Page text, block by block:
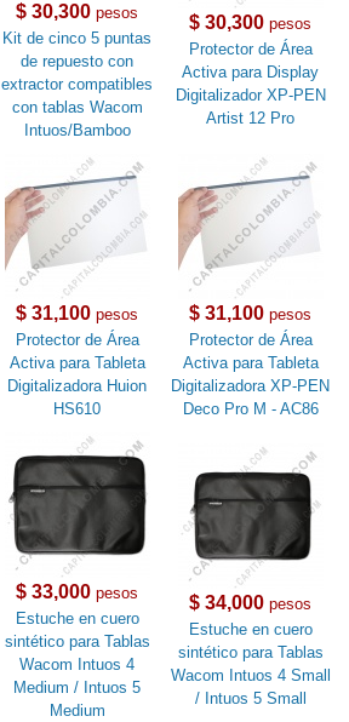
$ 30,300 pesos
Kit de cinco 5 puntas
de repuesto con
extractor compatibles
con tablas Wacom
Intuos/Bamboo
$ 30,300 pesos
Protector de Área
Activa para Display
Digitalizador XP-PEN
Artist 12 Pro
$ 31,100 pesos
Protector de Área
Activa para Tableta
Digitalizadora Huion
HS610
$ 31,100 pesos
Protector de Área
Activa para Tableta
Digitalizadora XP-PEN
Deco Pro M - AC86
$ 33,000 pesos
Estuche en cuero
sintético para Tablas
Wacom Intuos 4
Medium / Intuos 5
Medium
$ 34,000 pesos
Estuche en cuero
sintético para Tablas
Wacom Intuos 4 Small
/ Intuos 5 Small